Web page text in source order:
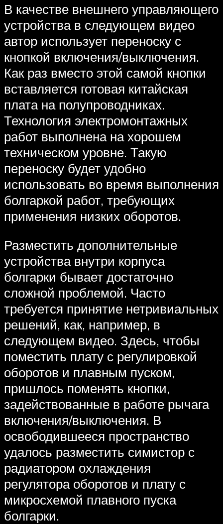
В качестве внешнего управляющего
устройства в следующем видео
автор использует переноску с
кнопкой включения/выключения.
Как раз вместо этой самой кнопки
вставляется готовая китайская
плата на полупроводниках.
Технология электромонтажных
работ выполнена на хорошем
техническом уровне. Такую
переноску будет удобно
использовать во время выполнения
болгаркой работ, требующих
применения низких оборотов.
Разместить дополнительные
устройства внутри корпуса
болгарки бывает достаточно
сложной проблемой. Часто
требуется принятие нетривиальных
решений, как, например, в
следующем видео. Здесь, чтобы
поместить плату с регулировкой
оборотов и плавным пуском,
пришлось поменять кнопки,
задействованные в работе рычага
включения/выключения. В
освободившееся пространство
удалось разместить симистор с
радиатором охлаждения
регулятора оборотов и плату с
микросхемой плавного пуска
болгарки.